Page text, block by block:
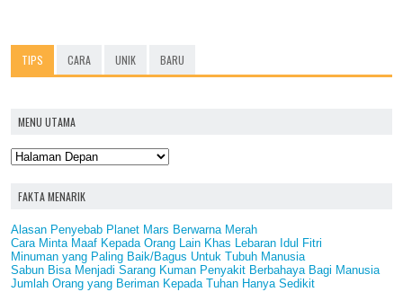
TIPS CARA UNIK BARU
MENU UTAMA
FAKTA MENARIK
Alasan Penyebab Planet Mars Berwarna Merah
Cara Minta Maaf Kepada Orang Lain Khas Lebaran Idul Fitri
Minuman yang Paling Baik/Bagus Untuk Tubuh Manusia
Sabun Bisa Menjadi Sarang Kuman Penyakit Berbahaya Bagi Manusia
Jumlah Orang yang Beriman Kepada Tuhan Hanya Sedikit